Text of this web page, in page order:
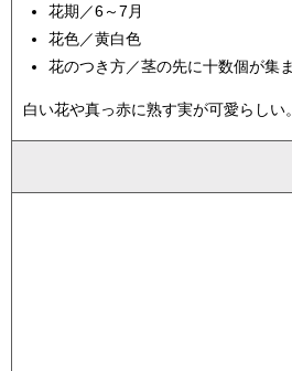
花期／6～7月
花色／黄白色
花のつき方／茎の先に十数個が集
白い花や真っ赤に熟す実が可愛らし